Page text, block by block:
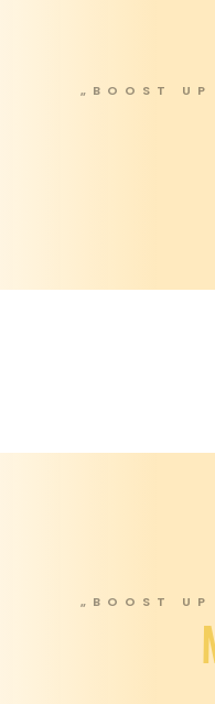
„BOOST
„BOOST